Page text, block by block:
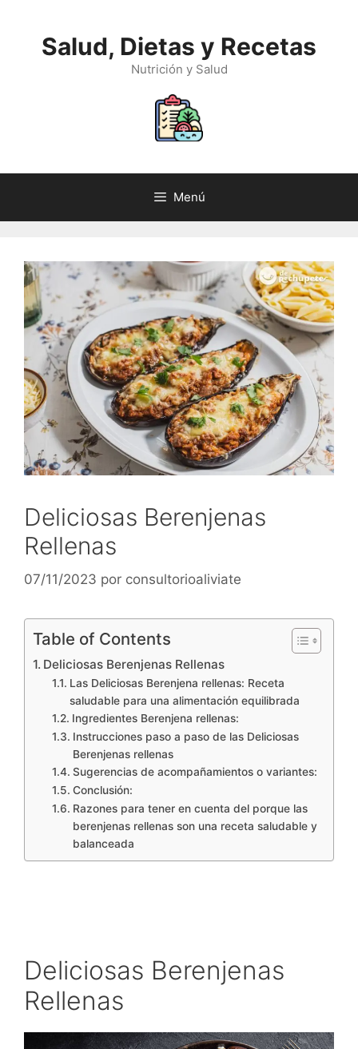
contenidoSalud, Dietas y Recetas
Nutrición y Salud
Menú
Deliciosas Berenjenas
Rellenas
07/11/2023 por consultorioaliviate
Table of Contents
Deliciosas Berenjenas Rellenas
Las Deliciosas Berenjena rellenas: Receta
saludable para una alimentación equilibrada
Ingredientes Berenjena rellenas:
Instrucciones paso a paso de las Deliciosas
Berenjenas rellenas
Sugerencias de acompañamientos o variantes:
Conclusión:
Razones para tener en cuenta del porque las
berenjenas rellenas son una receta saludable y
balanceada
Deliciosas Berenjenas
Rellenas